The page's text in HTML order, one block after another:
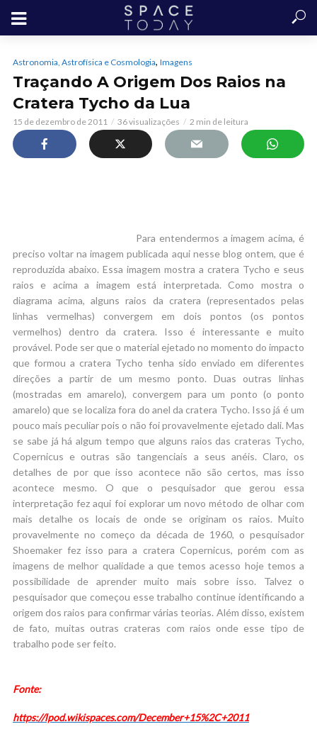
Astronomia, Astrofísica e Cosmologia, Imagens
Traçando A Origem Dos Raios na
Cratera Tycho da Lua
15 de dezembro de 2011 36 visualizações 2 min de leitura
Para entendermos a imagem acima, é
preciso voltar na imagem publicada aqui nesse blog ontem, que é
reproduzida abaixo. Essa imagem mostra a cratera Tycho e seus
raios e acima a imagem está interpretada. Como mostra o
diagrama acima, alguns raios da cratera (representados pelas
linhas vermelhas) convergem em dois pontos (os pontos
vermelhos) dentro da cratera. Isso é interessante e muito
provável. Pode ser que o material ejetado no momento do impacto
que formou a cratera Tycho tenha sido enviado em diferentes
direções a partir de um mesmo ponto. Duas outras linhas
(mostradas em amarelo), convergem para um ponto (o ponto
amarelo) que se localiza fora do anel da cratera Tycho. Isso já é um
pouco mais peculiar pois o não foi provavelmente ejetado dali. Mas
se sabe já há algum tempo que alguns raios das crateras Tycho,
Copernicus e outras são tangenciais a seus anéis. Claro, os
detalhes de por que isso acontece não são certos, mas isso
acontece mesmo. O que o pesquisador que gerou essa
interpretação fez aqui foi explorar um novo método de olhar com
mais detalhe os locais de onde se originam os raios. Muito
provavelmente no começo da década de 1960, o pesquisador
Shoemaker fez isso para a cratera Copernicus, porém com as
imagens de melhor qualidade a que temos acesso hoje temos a
possibilidade de aprender muito mais sobre isso. Talvez o
pesquisador que começou esse trabalho continue identificando a
origem dos raios para confirmar várias teorias. Além disso, existem
de fato, muitas outras crateras com raios onde esse tipo de
trabalho pode ser feito.
Fonte:
https://lpod.wikispaces.com/December+15%2C+2011